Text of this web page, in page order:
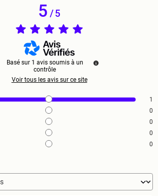
5/5
Basé sur 1 avis soumis à un
contrôle
Voir tous les avis sur ce site
1
0
0
0
0